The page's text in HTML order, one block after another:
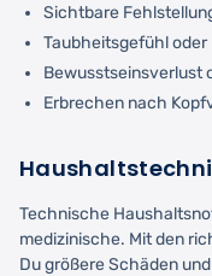
Sichtbare
Taubheitsgefühl oder
Bewusstseinsverlust
Erbrechen nach
Technische
medizinische. Mit den
Du größere Schäden